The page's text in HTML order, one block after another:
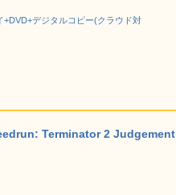
デジタルコピー(クラウド対
Terminator 2 Judgement